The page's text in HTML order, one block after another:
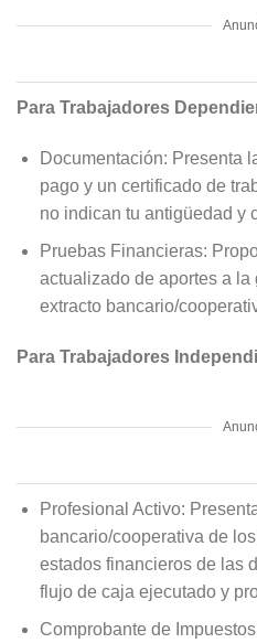
Para Trabajadores
Documentación: Presenta
pago y un certificado de
no indican tu antigüedad y
Pruebas Financieras:
actualizado de aportes a la
extracto bancario/
Para Trabajadores
Profesional Activo:
bancario/cooperativa de
estados financieros de las
flujo de caja ejecutado y
Comprobante de